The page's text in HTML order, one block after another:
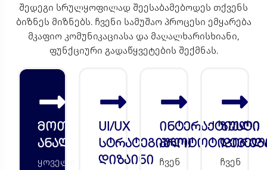
შედეგი სრულყოფილად შეესაბამებოდეს თქვენს
ბიზნეს მიზნებს. ჩვენი სამუშაო პროცესი ემყარება
მკაფიო კომუნიკაციასა და მაღალხარისხიანი,
ფუნქციური გადაწყვეტების შექმნას.
მოთხოვნების
ანალიზი
ყოველი
UI/UX
სტრატეგიული
დიზაინი
ინტერაქტიული
ჩვენ
ზუსტი
ჩვენ